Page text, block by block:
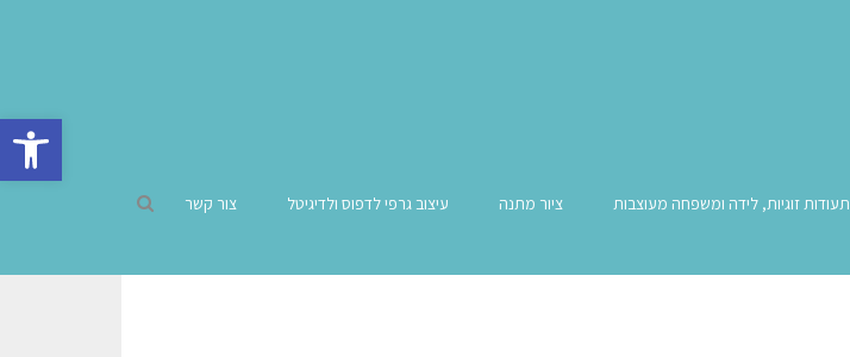
פתח
תעודות זוגיות, לידה ומשפחה מעוצבות ציור מתנה עיצוב גרפי לדפוס ולדיגיטל צור קשר